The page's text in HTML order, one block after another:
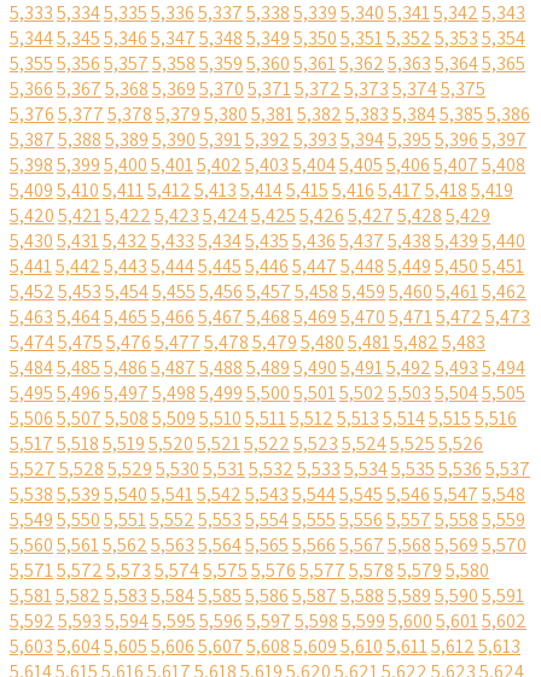
5,3335,3345,3355,3365,3375,3385,3395,3405,3415,3425,343
5,3445,3455,3465,3475,3485,3495,3505,3515,3525,3535,354
5,3555,3565,3575,3585,3595,3605,3615,3625,3635,3645,365
5,3665,3675,3685,3695,3705,3715,3725,3735,3745,375
5,3765,3775,3785,3795,3805,3815,3825,3835,3845,3855,386
5,3875,3885,3895,3905,3915,3925,3935,3945,3955,3965,397
5,3985,3995,4005,4015,4025,4035,4045,4055,4065,4075,408
5,4095,4105,4115,4125,4135,4145,4155,4165,4175,4185,419
5,4205,4215,4225,4235,4245,4255,4265,4275,4285,429
5,4305,4315,4325,4335,4345,4355,4365,4375,4385,4395,440
5,4415,4425,4435,4445,4455,4465,4475,4485,4495,4505,451
5,4525,4535,4545,4555,4565,4575,4585,4595,4605,4615,462
5,4635,4645,4655,4665,4675,4685,4695,4705,4715,4725,473
5,4745,4755,4765,4775,4785,4795,4805,4815,4825,483
5,4845,4855,4865,4875,4885,4895,4905,4915,4925,4935,494
5,4955,4965,4975,4985,4995,5005,5015,5025,5035,5045,505
5,5065,5075,5085,5095,5105,5115,5125,5135,5145,5155,516
5,5175,5185,5195,5205,5215,5225,5235,5245,5255,526
5,5275,5285,5295,5305,5315,5325,5335,5345,5355,5365,537
5,5385,5395,5405,5415,5425,5435,5445,5455,5465,5475,548
5,5495,5505,5515,5525,5535,5545,5555,5565,5575,5585,559
5,5605,5615,5625,5635,5645,5655,5665,5675,5685,5695,570
5,5715,5725,5735,5745,5755,5765,5775,5785,5795,580
5,5815,5825,5835,5845,5855,5865,5875,5885,5895,5905,591
5,5925,5935,5945,5955,5965,5975,5985,5995,6005,6015,602
5,6035,6045,6055,6065,6075,6085,6095,6105,6115,6125,613